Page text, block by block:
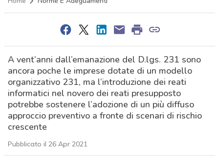
A vent’anni dall’emanazione del D.lgs. 231 sono
ancora poche le imprese dotate di un modello
organizzativo 231, ma l’introduzione dei reati
informatici nel novero dei reati presupposto
potrebbe sostenere l’adozione di un più diffuso
approccio preventivo a fronte di scenari di rischio
crescente
Pubblicato il 26 Apr 2021